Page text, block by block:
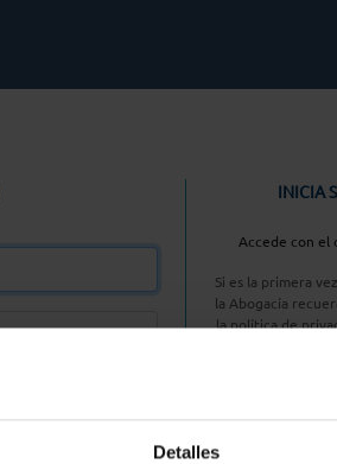
Detalles
INICIA
Accede con el
Si es la primera
la Abogacía
la política de